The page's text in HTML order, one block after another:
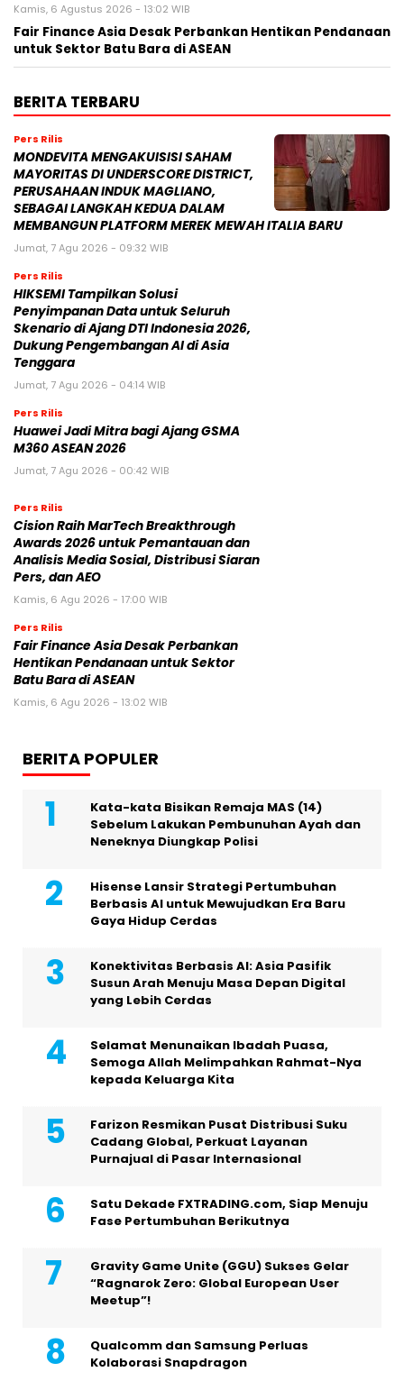
Kamis, 6 Agustus 2026 - 13:02 WIB
Fair Finance Asia Desak Perbankan Hentikan Pendanaan
untuk Sektor Batu Bara di ASEAN
BERITA TERBARU
Pers Rilis
MONDEVITA MENGAKUISISI SAHAM
MAYORITAS DI UNDERSCORE DISTRICT,
PERUSAHAAN INDUK MAGLIANO,
SEBAGAI LANGKAH KEDUA DALAM
MEMBANGUN PLATFORM MEREK MEWAH ITALIA BARU
Jumat, 7 Agu 2026 - 09:32 WIB
Pers Rilis
HIKSEMI Tampilkan Solusi
Penyimpanan Data untuk Seluruh
Skenario di Ajang DTI Indonesia 2026,
Dukung Pengembangan AI di Asia
Tenggara
Jumat, 7 Agu 2026 - 04:14 WIB
Pers Rilis
Huawei Jadi Mitra bagi Ajang GSMA
M360 ASEAN 2026
Jumat, 7 Agu 2026 - 00:42 WIB
Pers Rilis
Cision Raih MarTech Breakthrough
Awards 2026 untuk Pemantauan dan
Analisis Media Sosial, Distribusi Siaran
Pers, dan AEO
Kamis, 6 Agu 2026 - 17:00 WIB
Pers Rilis
Fair Finance Asia Desak Perbankan
Hentikan Pendanaan untuk Sektor
Batu Bara di ASEAN
Kamis, 6 Agu 2026 - 13:02 WIB
BERITA POPULER
Kata-kata Bisikan Remaja MAS (14)
Sebelum Lakukan Pembunuhan Ayah dan
Neneknya Diungkap Polisi
Hisense Lansir Strategi Pertumbuhan
Berbasis AI untuk Mewujudkan Era Baru
Gaya Hidup Cerdas
Konektivitas Berbasis AI: Asia Pasifik
Susun Arah Menuju Masa Depan Digital
yang Lebih Cerdas
Selamat Menunaikan Ibadah Puasa,
Semoga Allah Melimpahkan Rahmat-Nya
kepada Keluarga Kita
Farizon Resmikan Pusat Distribusi Suku
Cadang Global, Perkuat Layanan
Purnajual di Pasar Internasional
Satu Dekade FXTRADING.com, Siap Menuju
Fase Pertumbuhan Berikutnya
Gravity Game Unite (GGU) Sukses Gelar
“Ragnarok Zero: Global European User
Meetup”!
Qualcomm dan Samsung Perluas
Kolaborasi Snapdragon